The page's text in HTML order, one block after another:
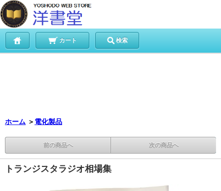
カート 検索
ホーム ＞ 電化製品
前の商品へ 次の商品へ
トランジスタラジオ相場集